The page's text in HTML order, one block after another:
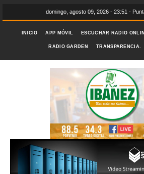
domingo, agosto 09, 2026 - 23:51 -
INICIO APP MÓVIL ESCUCHAR RADIO
RADIO GARDEN TRANSPARENCIA.